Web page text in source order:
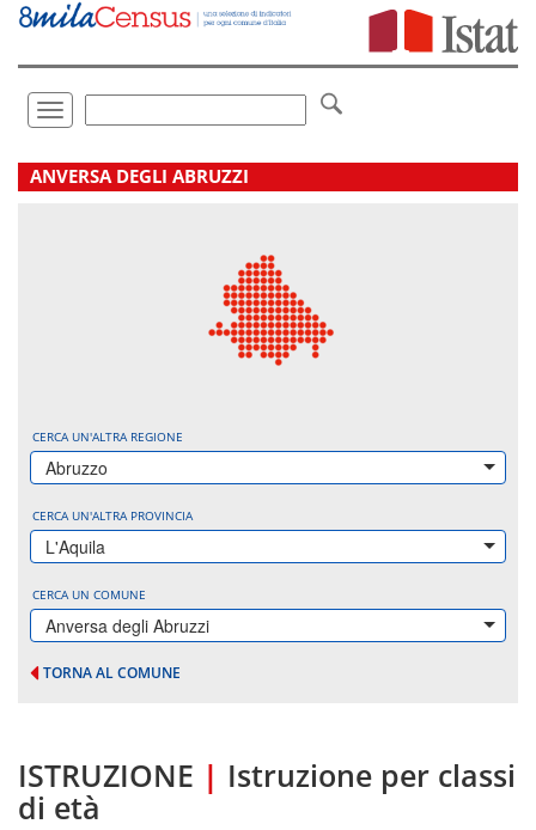
Vai
direttamente
Toggle
navigation
.
ANVERSA DEGLI ABRUZZI
CERCA UN'ALTRA REGIONE
Abruzzo
CERCA UN'ALTRA PROVINCIA
L'Aquila
CERCA UN COMUNE
Anversa degli Abruzzi
TORNA AL COMUNE
ISTRUZIONE | Istruzione per classi
di età